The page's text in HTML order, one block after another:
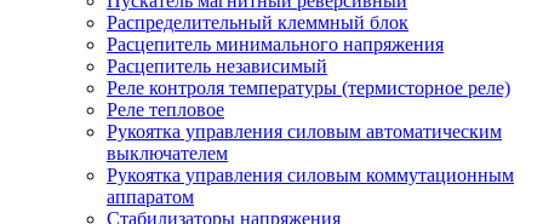
Распределительный клеммный блок
Расцепитель минимального напряжения
Расцепитель независимый
Реле контроля температуры (термисторное реле)
Реле тепловое
Рукоятка управления силовым автоматическим
выключателем
Рукоятка управления силовым коммутационным
аппаратом
Стабилизаторы напряжения